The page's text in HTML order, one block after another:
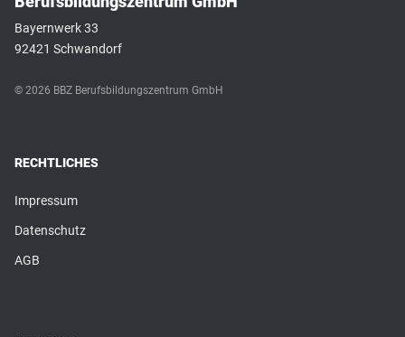
Bayernwerk 33
92421 Schwandorf
© 2026 BBZ Berufsbildungszentrum GmbH
RECHTLICHES
Impressum
Datenschutz
AGB